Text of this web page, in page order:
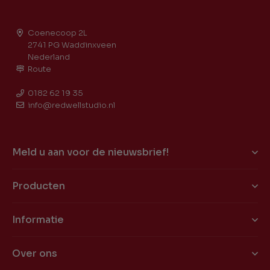
Coenecoop 2L
2741 PG Waddinxveen
Nederland
Route
0182 62 19 35
info@redwellstudio.nl
Meld u aan voor de nieuwsbrief!
Producten
Informatie
Over ons